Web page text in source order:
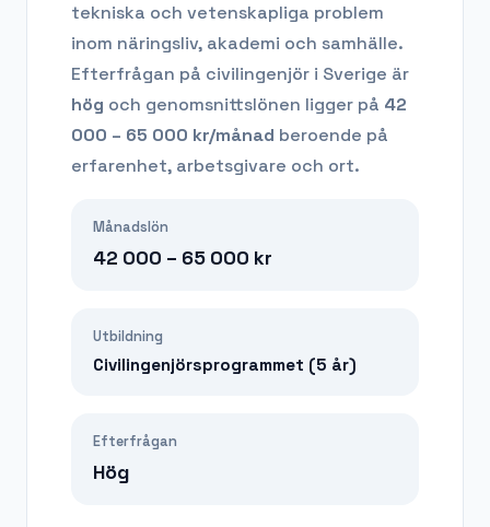
tekniska och vetenskapliga problem
inom näringsliv, akademi och samhälle.
Efterfrågan på civilingenjör i Sverige är
hög och genomsnittslönen ligger på 42
000 – 65 000 kr/månad beroende på
erfarenhet, arbetsgivare och ort.
Månadslön
42 000 – 65 000 kr
Utbildning
Civilingenjörsprogrammet (5 år)
Efterfrågan
Hög